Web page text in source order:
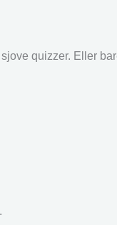
quizzer. Eller
.